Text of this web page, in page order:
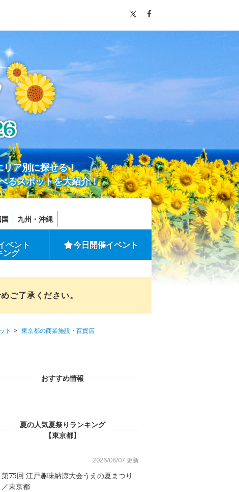
ア別に探せる！
るスポットを大紹介！
九州・沖縄
ベント
ング
今日開催イベント
ご了承ください。
ト
東京都の商業施設・百貨店
おすすめ情報
夏の人気夏祭りランキング
【東京都】
2026/08/07 更新
第75回 江戸趣味納涼大会うえの夏まつり
／東京都